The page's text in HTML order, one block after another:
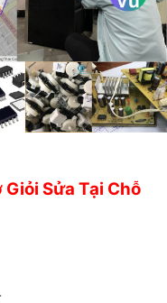
Sửa Tại Chỗ